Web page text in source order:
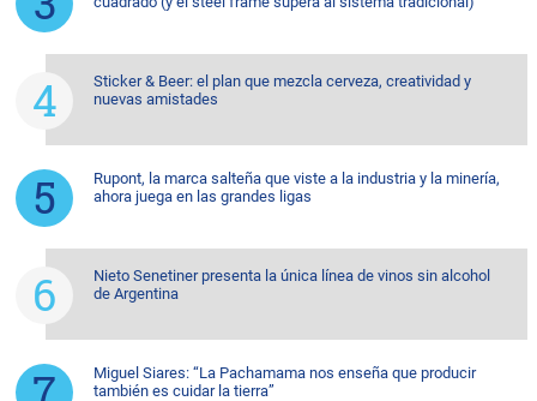
Sticker & Beer: el plan que mezcla cerveza, creatividad y
nuevas amistades
Rupont, la marca salteña que viste a la industria y la minería,
ahora juega en las grandes ligas
Nieto Senetiner presenta la única línea de vinos sin alcohol
de Argentina
Miguel Siares: “La Pachamama nos enseña que producir
también es cuidar la tierra”